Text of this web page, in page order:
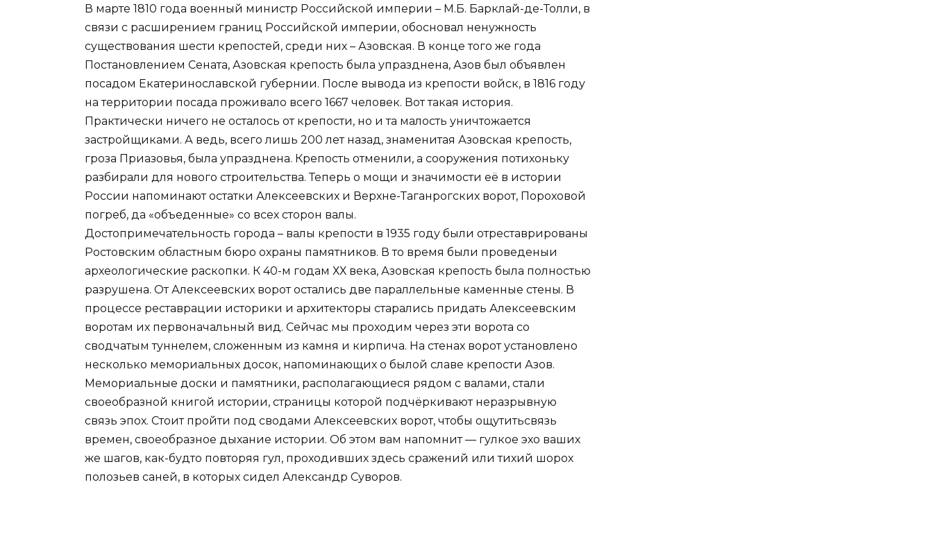
В марте 1810 года военный министр Российской империи – М.Б. Барклай-де-Толли, в
связи с расширением границ Российской империи, обосновал ненужность
существования шести крепостей, среди них – Азовская. В конце того же года
Постановлением Сената, Азовская крепость была упразднена, Азов был объявлен
посадом Екатеринославской губернии. После вывода из крепости войск, в 1816 году
на территории посада проживало всего 1667 человек. Вот такая история.
Практически ничего не осталось от крепости, но и та малость уничтожается
застройщиками. А ведь, всего лишь 200 лет назад, знаменитая Азовская крепость,
гроза Приазовья, была упразднена. Крепость отменили, а сооружения потихоньку
разбирали для нового строительства. Теперь о мощи и значимости её в истории
России напоминают остатки Алексеевских и Верхне-Таганрогских ворот, Пороховой
погреб, да «объеденные» со всех сторон валы.
Достопримечательность города – валы крепости в 1935 году были отреставрированы
Ростовским областным бюро охраны памятников. В то время были проведеныи
археологические раскопки. К 40-м годам ХХ века, Азовская крепость была полностью
разрушена. От Алексеевских ворот остались две параллельные каменные стены. В
процессе реставрации историки и архитекторы старались придать Алексеевским
воротам их первоначальный вид. Сейчас мы проходим через эти ворота со
сводчатым туннелем, сложенным из камня и кирпича. На стенах ворот установлено
несколько мемориальных досок, напоминающих о былой славе крепости Азов.
Мемориальные доски и памятники, располагающиеся рядом с валами, стали
своеобразной книгой истории, страницы которой подчёркивают неразрывную
связь эпох. Стоит пройти под сводами Алексеевских ворот, чтобы ощутитьсвязь
времен, своеобразное дыхание истории. Об этом вам напомнит — гулкое эхо ваших
же шагов, как-будто повторяя гул, проходивших здесь сражений или тихий шорох
полозьев саней, в которых сидел Александр Суворов.